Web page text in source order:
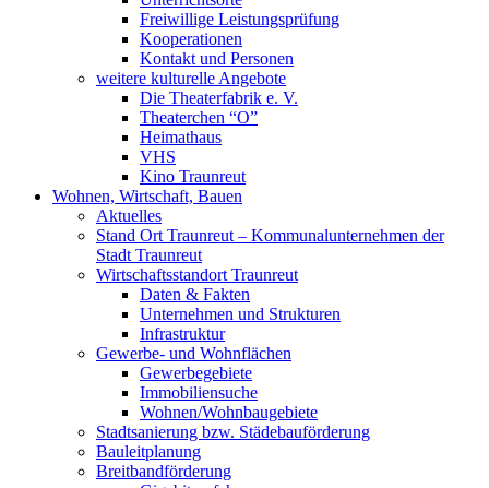
Freiwillige Leistungsprüfung
Kooperationen
Kontakt und Personen
weitere kulturelle Angebote
Die Theaterfabrik e. V.
Theaterchen “O”
Heimathaus
VHS
Kino Traunreut
Wohnen, Wirtschaft, Bauen
Aktuelles
Stand Ort Traunreut – Kommunalunternehmen der
Stadt Traunreut
Wirtschaftsstandort Traunreut
Daten & Fakten
Unternehmen und Strukturen
Infrastruktur
Gewerbe- und Wohnflächen
Gewerbegebiete
Immobiliensuche
Wohnen/Wohnbaugebiete
Stadtsanierung bzw. Städebauförderung
Bauleitplanung
Breitbandförderung